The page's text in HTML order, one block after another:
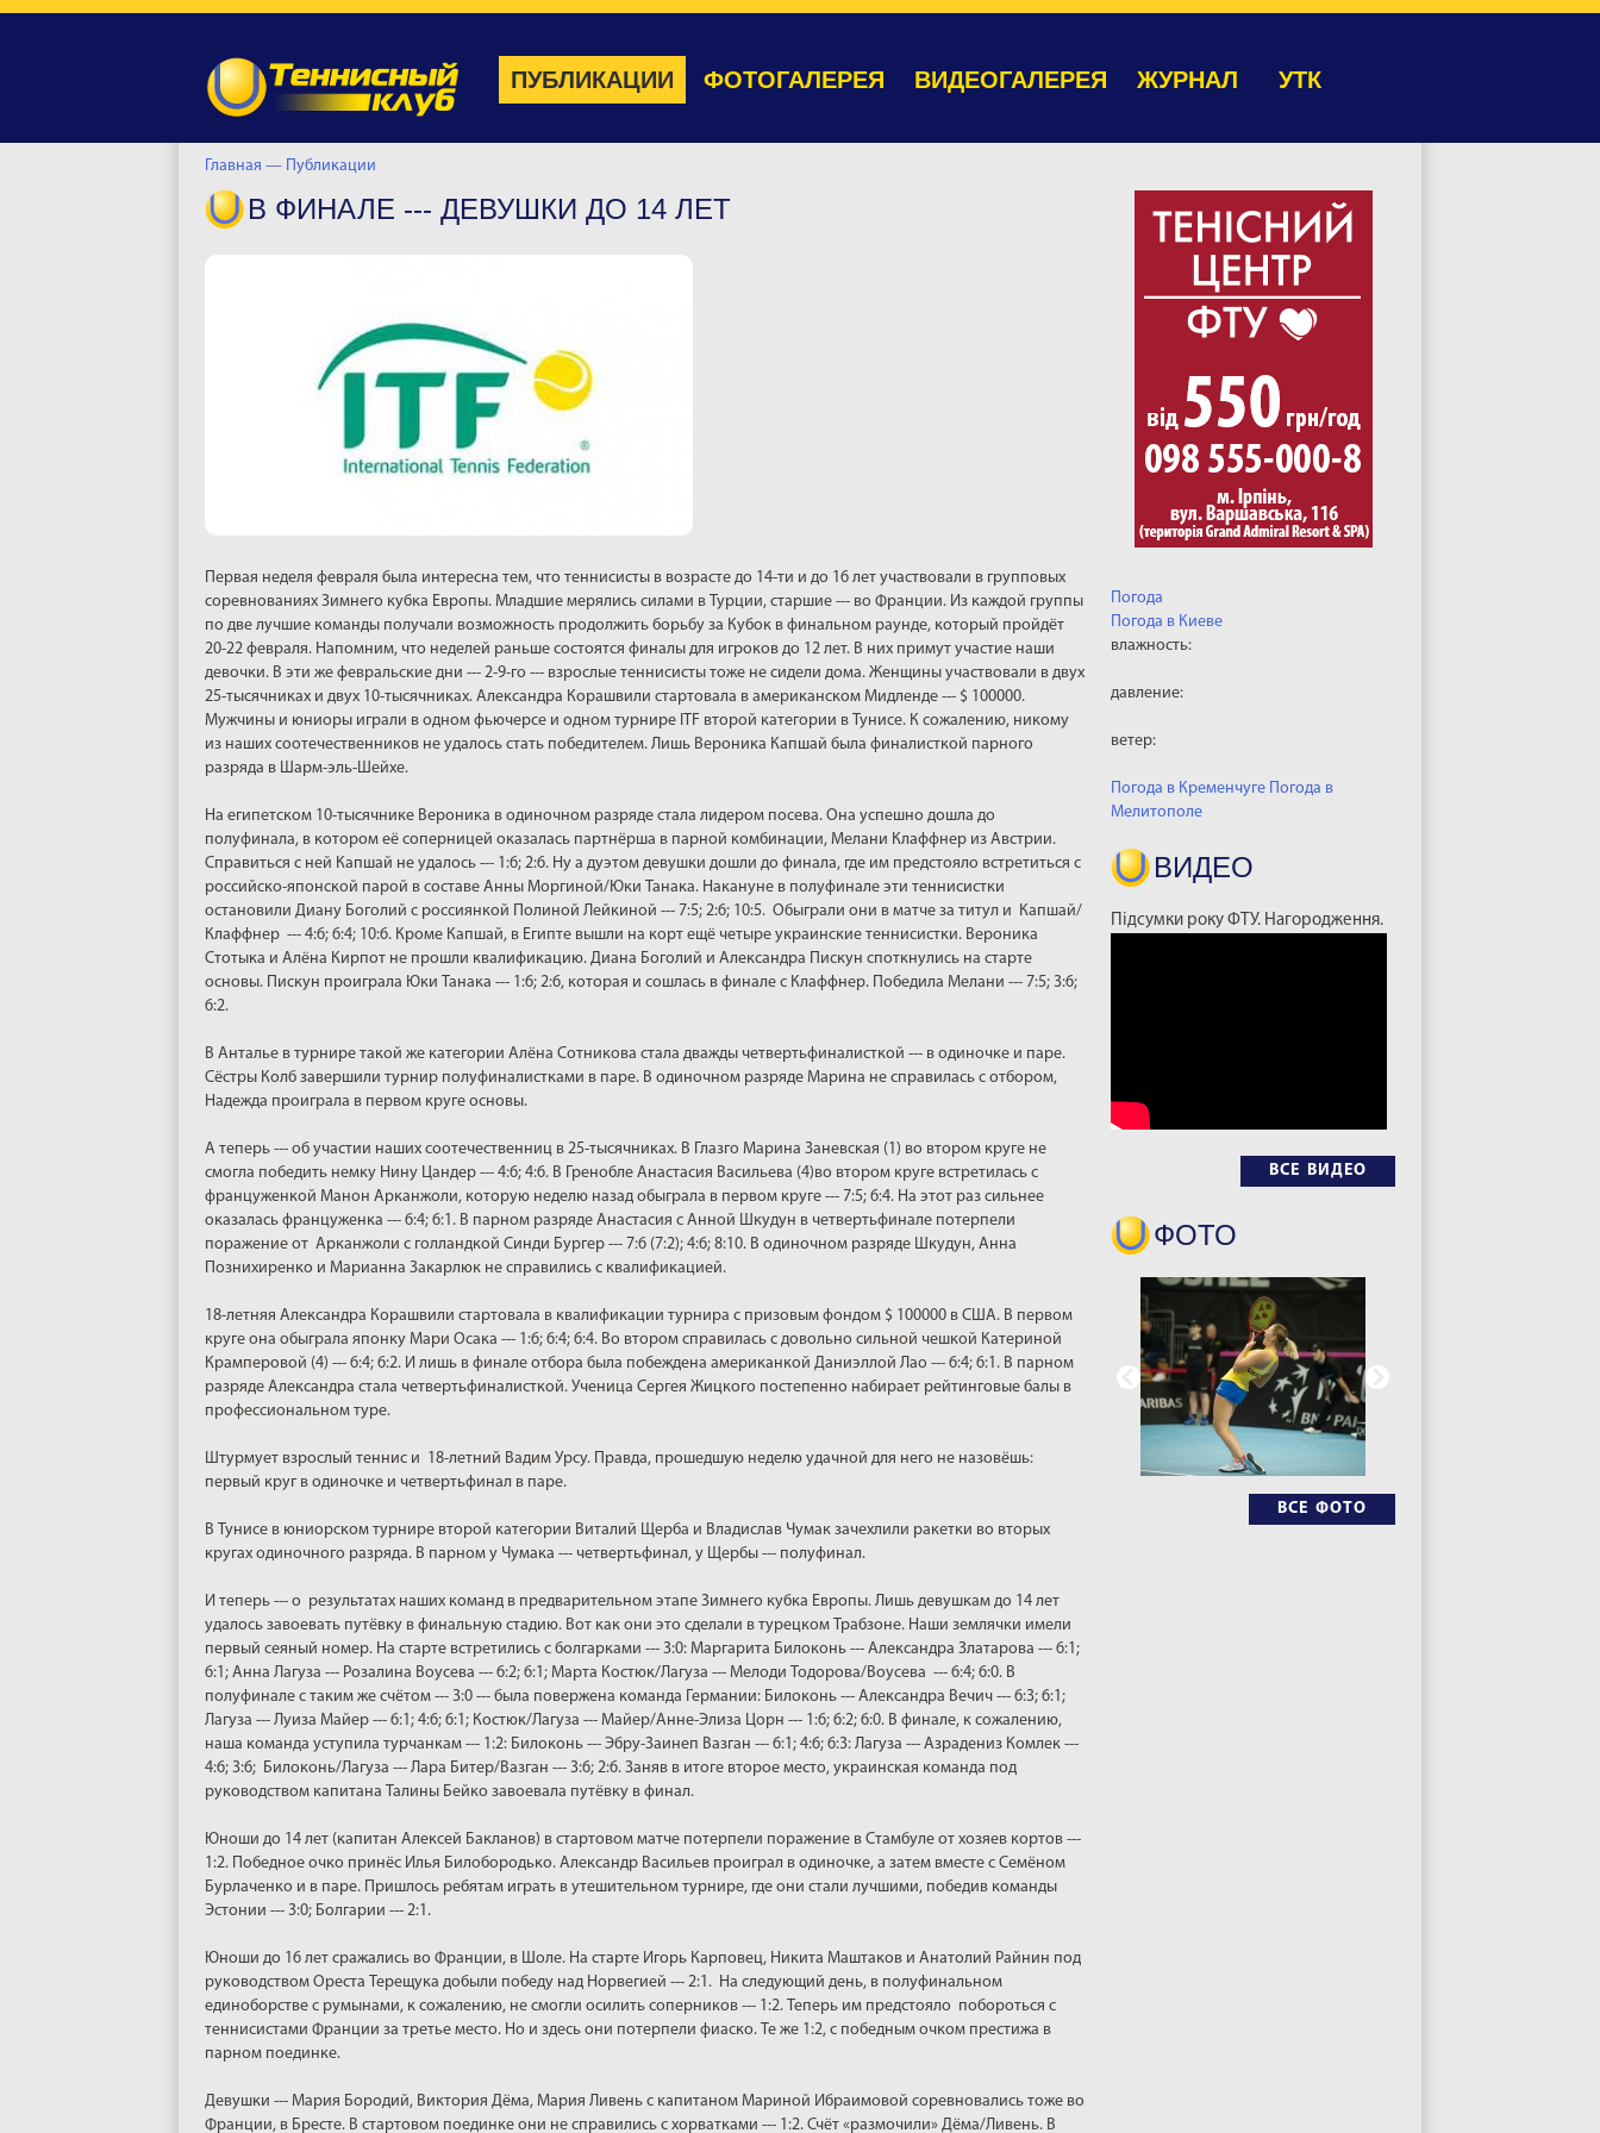
ПУБЛИКАЦИИ ФОТОГАЛЕРЕЯ ВИДЕОГАЛЕРЕЯ ЖУРНАЛ УТК
Главная — Публикации
Погода
Погода в Киеве
влажность:
давление:
ветер:
Погода в Кременчуге Погода в
Мелитополе
ВИДЕО
Підсумки року ФТУ. Нагородження.
ВСЕ ВИДЕО
ФОТО
ВСЕ ФОТО
В ФИНАЛЕ --- ДЕВУШКИ ДО 14 ЛЕТ
Первая неделя февраля была интересна тем, что теннисисты в возрасте до 14-ти и до 16 лет участвовали в групповых
соревнованиях Зимнего кубка Европы. Младшие мерялись силами в Турции, старшие --- во Франции. Из каждой группы
по две лучшие команды получали возможность продолжить борьбу за Кубок в финальном раунде, который пройдёт
20-22 февраля. Напомним, что неделей раньше состоятся финалы для игроков до 12 лет. В них примут участие наши
девочки. В эти же февральские дни --- 2-9-го --- взрослые теннисисты тоже не сидели дома. Женщины участвовали в двух
25-тысячниках и двух 10-тысячниках. Александра Корашвили стартовала в американском Мидленде --- $ 100000.
Мужчины и юниоры играли в одном фьючерсе и одном турнире ITF второй категории в Тунисе. К сожалению, никому
из наших соотечественников не удалось стать победителем. Лишь Вероника Капшай была финалисткой парного
разряда в Шарм-эль-Шейхе.
На египетском 10-тысячнике Вероника в одиночном разряде стала лидером посева. Она успешно дошла до
полуфинала, в котором её соперницей оказалась партнёрша в парной комбинации, Мелани Клаффнер из Австрии.
Справиться с ней Капшай не удалось --- 1:6; 2:6. Ну а дуэтом девушки дошли до финала, где им предстояло встретиться с
российско-японской парой в составе Анны Моргиной/Юки Танака. Накануне в полуфинале эти теннисистки
остановили Диану Боголий с россиянкой Полиной Лейкиной --- 7:5; 2:6; 10:5. Обыграли они в матче за титул и Капшай/
Клаффнер --- 4:6; 6:4; 10:6. Кроме Капшай, в Египте вышли на корт ещё четыре украинские теннисистки. Вероника
Стотыка и Алёна Кирпот не прошли квалификацию. Диана Боголий и Александра Пискун споткнулись на старте
основы. Пискун проиграла Юки Танака --- 1:6; 2:6, которая и сошлась в финале с Клаффнер. Победила Мелани --- 7:5; 3:6;
6:2.
В Анталье в турнире такой же категории Алёна Сотникова стала дважды четвертьфиналисткой --- в одиночке и паре.
Сёстры Колб завершили турнир полуфиналистками в паре. В одиночном разряде Марина не справилась с отбором,
Надежда проиграла в первом круге основы.
А теперь --- об участии наших соотечественниц в 25-тысячниках. В Глазго Марина Заневская (1) во втором круге не
смогла победить немку Нину Цандер --- 4:6; 4:6. В Гренобле Анастасия Васильева (4)во втором круге встретилась с
француженкой Манон Арканжоли, которую неделю назад обыграла в первом круге --- 7:5; 6:4. На этот раз сильнее
оказалась француженка --- 6:4; 6:1. В парном разряде Анастасия с Анной Шкудун в четвертьфинале потерпели
поражение от Арканжоли с голландкой Синди Бургер --- 7:6 (7:2); 4:6; 8:10. В одиночном разряде Шкудун, Анна
Познихиренко и Марианна Закарлюк не справились с квалификацией.
18-летняя Александра Корашвили стартовала в квалификации турнира с призовым фондом $ 100000 в США. В первом
круге она обыграла японку Мари Осака --- 1:6; 6:4; 6:4. Во втором справилась с довольно сильной чешкой Катериной
Крамперовой (4) --- 6:4; 6:2. И лишь в финале отбора была побеждена американкой Даниэллой Лао --- 6:4; 6:1. В парном
разряде Александра стала четвертьфиналисткой. Ученица Сергея Жицкого постепенно набирает рейтинговые балы в
профессиональном туре.
Штурмует взрослый теннис и 18-летний Вадим Урсу. Правда, прошедшую неделю удачной для него не назовёшь:
первый круг в одиночке и четвертьфинал в паре.
В Тунисе в юниорском турнире второй категории Виталий Щерба и Владислав Чумак зачехлили ракетки во вторых
кругах одиночного разряда. В парном у Чумака --- четвертьфинал, у Щербы --- полуфинал.
И теперь --- о результатах наших команд в предварительном этапе Зимнего кубка Европы. Лишь девушкам до 14 лет
удалось завоевать путёвку в финальную стадию. Вот как они это сделали в турецком Трабзоне. Наши землячки имели
первый сеяный номер. На старте встретились с болгарками --- 3:0: Маргарита Билоконь --- Александра Златарова --- 6:1;
6:1; Анна Лагуза --- Розалина Воусева --- 6:2; 6:1; Марта Костюк/Лагуза --- Мелоди Тодорова/Воусева --- 6:4; 6:0. В
полуфинале с таким же счётом --- 3:0 --- была повержена команда Германии: Билоконь --- Александра Вечич --- 6:3; 6:1;
Лагуза --- Луиза Майер --- 6:1; 4:6; 6:1; Костюк/Лагуза --- Майер/Анне-Элиза Цорн --- 1:6; 6:2; 6:0. В финале, к сожалению,
наша команда уступила турчанкам --- 1:2: Билоконь --- Эбру-Заинеп Вазган --- 6:1; 4:6; 6:3: Лагуза --- Азрадениз Комлек ---
4:6; 3:6; Билоконь/Лагуза --- Лара Битер/Вазган --- 3:6; 2:6. Заняв в итоге второе место, украинская команда под
руководством капитана Талины Бейко завоевала путёвку в финал.
Юноши до 14 лет (капитан Алексей Бакланов) в стартовом матче потерпели поражение в Стамбуле от хозяев кортов ---
1:2. Победное очко принёс Илья Билобородько. Александр Васильев проиграл в одиночке, а затем вместе с Семёном
Бурлаченко и в паре. Пришлось ребятам играть в утешительном турнире, где они стали лучшими, победив команды
Эстонии --- 3:0; Болгарии --- 2:1.
Юноши до 16 лет сражались во Франции, в Шоле. На старте Игорь Карповец, Никита Маштаков и Анатолий Райнин под
руководством Ореста Терещука добыли победу над Норвегией --- 2:1. На следующий день, в полуфинальном
единоборстве с румынами, к сожалению, не смогли осилить соперников --- 1:2. Теперь им предстояло побороться с
теннисистами Франции за третье место. Но и здесь они потерпели фиаско. Те же 1:2, с победным очком престижа в
парном поединке.
Девушки --- Мария Бородий, Виктория Дёма, Мария Ливень с капитаном Мариной Ибраимовой соревновались тоже во
Франции, в Бресте. В стартовом поединке они не справились с хорватками --- 1:2. Счёт «размочили» Дёма/Ливень. В